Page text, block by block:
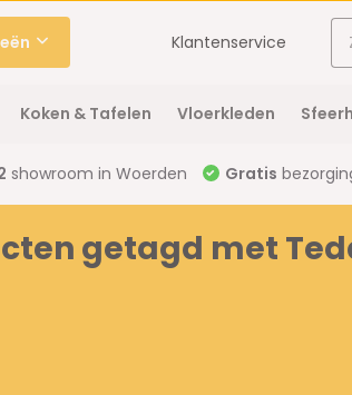
Klantenservice
Koken & Tafelen Vloerkleden
showroom in Woerden Gratis
getagd met